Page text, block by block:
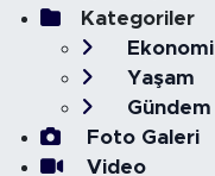
Kategoriler
Ekonomi
Yaşam
Gündem
Foto Galeri
Video